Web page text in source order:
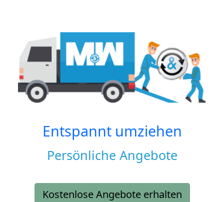
Entspannt umziehen
Persönliche Angebote
Kostenlose Angebote erhalten